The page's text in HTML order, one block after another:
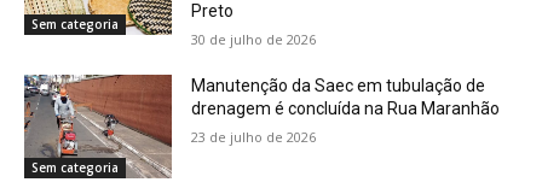
Sem categoria
Preto
30 de julho de 2026
Sem categoria
Manutenção da Saec em tubulação de
drenagem é concluída na Rua Maranhão
23 de julho de 2026